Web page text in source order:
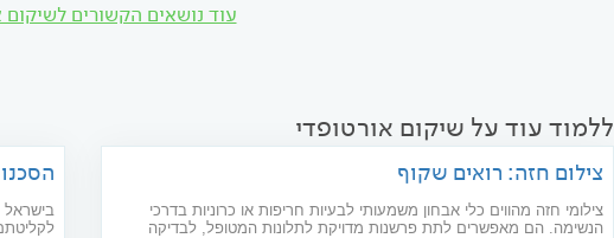
עוד נושאים הקשורים לשיקום
ללמוד עוד על שיקום אורטופדי
צילום חזה: רואים שקוף
צילומי חזה מהווים כלי אבחון משמעותי לבעיות חריפות או כרוניות בדרכי
הנשימה. הם מאפשרים לתת פרשנות מדויקת לתלונות המטופל, לבדיקה
בישראל